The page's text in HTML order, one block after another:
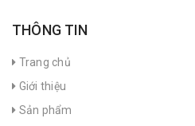
THÔNG TIN
Trang chủ
Giới thiệu
Sản phẩm